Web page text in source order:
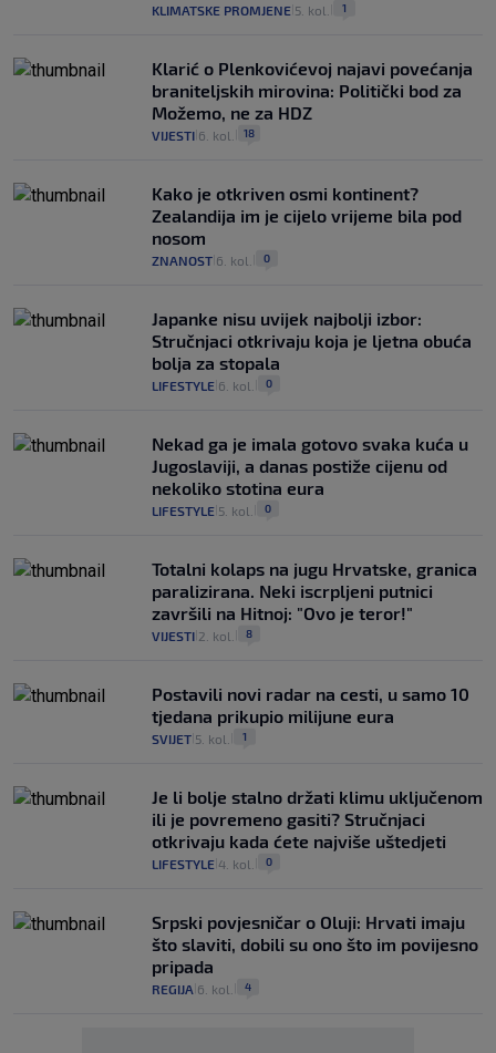
KLIMATSKE PROMJENE 5. kol. 1
Klarić o Plenkovićevoj najavi povećanja
braniteljskih mirovina: Politički bod za
Možemo, ne za HDZ
VIJESTI 6. kol. 18
Kako je otkriven osmi kontinent?
Zealandija im je cijelo vrijeme bila pod
nosom
ZNANOST 6. kol. 0
Japanke nisu uvijek najbolji izbor:
Stručnjaci otkrivaju koja je ljetna obuća
bolja za stopala
LIFESTYLE 6. kol. 0
Nekad ga je imala gotovo svaka kuća u
Jugoslaviji, a danas postiže cijenu od
nekoliko stotina eura
LIFESTYLE 5. kol. 0
Totalni kolaps na jugu Hrvatske, granica
paralizirana. Neki iscrpljeni putnici
završili na Hitnoj: "Ovo je teror!"
VIJESTI 2. kol. 8
Postavili novi radar na cesti, u samo 10
tjedana prikupio milijune eura
SVIJET 5. kol. 1
Je li bolje stalno držati klimu uključenom
ili je povremeno gasiti? Stručnjaci
otkrivaju kada ćete najviše uštedjeti
LIFESTYLE 4. kol. 0
Srpski povjesničar o Oluji: Hrvati imaju
što slaviti, dobili su ono što im povijesno
pripada
REGIJA 6. kol. 4